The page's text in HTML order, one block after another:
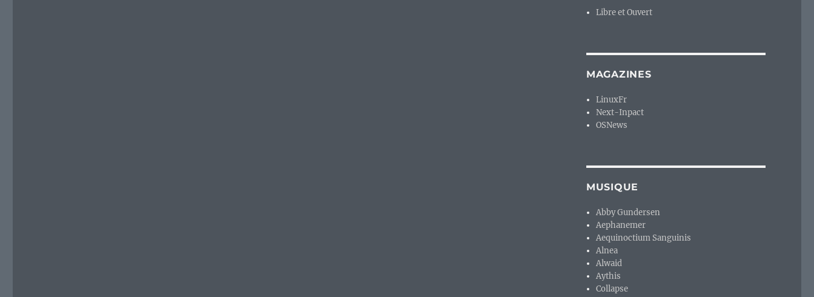
Libre et Ouvert
MAGAZINES
LinuxFr
Next-Inpact
OSNews
MUSIQUE
Abby Gundersen
Aephanemer
Aequinoctium Sanguinis
Alnea
Alwaid
Aythis
Collapse